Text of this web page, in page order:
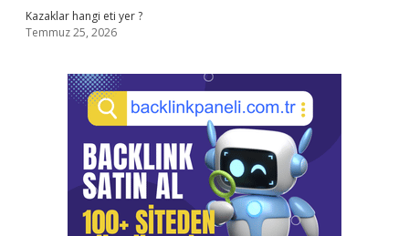
Kazaklar hangi eti yer ?
Temmuz 25, 2026